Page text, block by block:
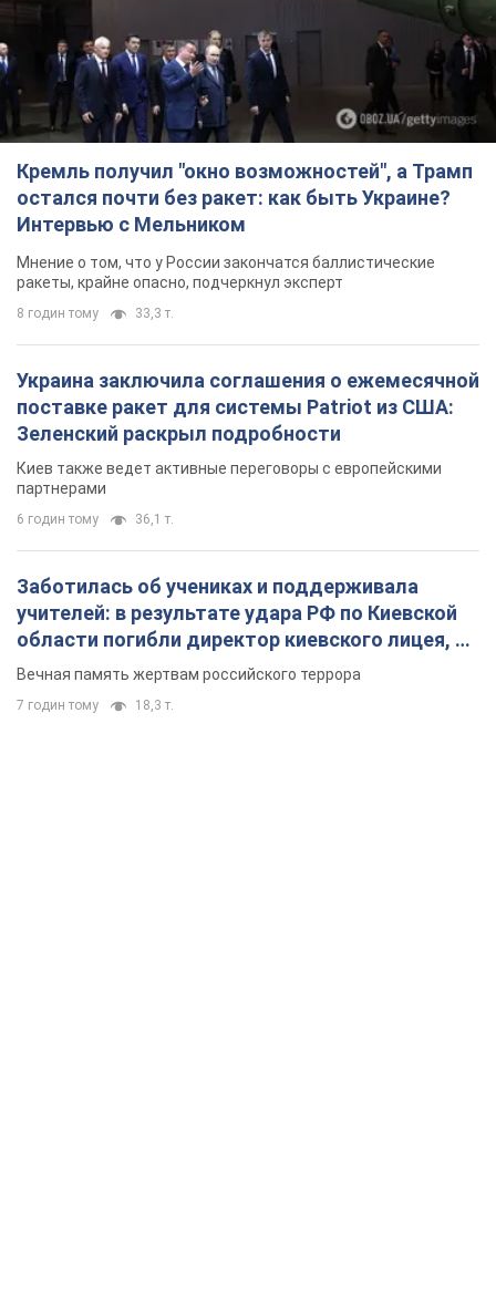
Кремль получил "окно возможностей", а Трамп
остался почти без ракет: как быть Украине?
Интервью с Мельником
Мнение о том, что у России закончатся баллистические
ракеты, крайне опасно, подчеркнул эксперт
8 годин тому 33,3 т.
Украина заключила соглашения о ежемесячной
поставке ракет для системы Patriot из США:
Зеленский раскрыл подробности
Киев также ведет активные переговоры с европейскими
партнерами
6 годин тому 36,1 т.
Заботилась об учениках и поддерживала
учителей: в результате удара РФ по Киевской
области погибли директор киевского лицея, её
муж и внук
Вечная память жертвам российского террора
7 годин тому 18,3 т.